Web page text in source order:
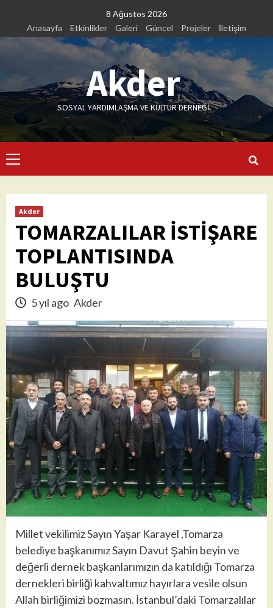
content
8 Ağustos 2026
Anasayfa
Etkinlikler Galeri Güncel Projeler İletişim
Akder
SOSYAL YARDIMLAŞMA VE KÜLTÜR DERNEĞİ
Menu
Akder
TOMARZALILAR İSTİŞARE
TOPLANTISINDA
BULUŞTU
5 yıl ago Akder
Millet vekilimiz Sayın Yaşar Karayel ,Tomarza
belediye başkanımız Sayın Davut Şahin beyin ve
değerli dernek başkanlarımızın da katıldığı Tomarza
dernekleri birliği kahvaltımız hayırlara vesile olsun
Allah birliğimizi bozmasın. İstanbul’daki Tomarzalılar